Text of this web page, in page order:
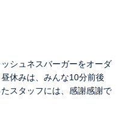
シュネスバーガーをオーダ
休みは、みんな10分前後
スタッフには、感謝感謝で